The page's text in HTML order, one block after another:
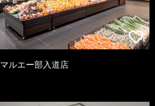
マルエー部入道店